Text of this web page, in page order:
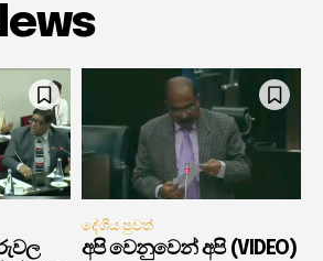
දේශීය පුවත්
අපි වෙනුවෙන් අපි (VIDEO)